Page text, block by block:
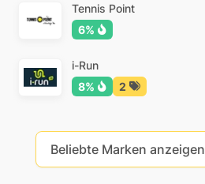
Tennis Point
6%
i-Run
8%
2
Beliebte Marken anzeigen